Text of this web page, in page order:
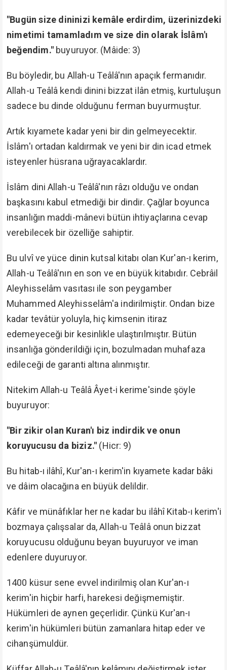
"Bugün size dininizi kemâle erdirdim, üzerinizdeki
nimetimi tamamladım ve size din olarak İslâm'ı
beğendim." buyuruyor. (Mâide: 3)
Bu böyledir, bu Allah-u Teâlâ'nın apaçık fermanıdır.
Allah-u Teâlâ kendi dinini bizzat ilân etmiş, kurtuluşun
sadece bu dinde olduğunu ferman buyurmuştur.
Artık kıyamete kadar yeni bir din gelmeyecektir.
İslâm'ı ortadan kaldırmak ve yeni bir din icad etmek
isteyenler hüsrana uğrayacaklardır.
İslâm dini Allah-u Teâlâ'nın râzı olduğu ve ondan
başkasını kabul etmediği bir dindir. Çağlar boyunca
insanlığın maddi-mânevi bütün ihtiyaçlarına cevap
verebilecek bir özelliğe sahiptir.
Bu ulvî ve yüce dinin kutsal kitabı olan Kur'an-ı kerim,
Allah-u Teâlâ'nın en son ve en büyük kitabıdır. Cebrâil
Aleyhisselâm vasıtası ile son peygamber
Muhammed Aleyhisselâm'a indirilmiştir. Ondan bize
kadar tevâtür yoluyla, hiç kimsenin itiraz
edemeyeceği bir kesinlikle ulaştırılmıştır. Bütün
insanlığa gönderildiği için, bozulmadan muhafaza
edileceği de garanti altına alınmıştır.
Nitekim Allah-u Teâlâ Âyet-i kerime'sinde şöyle
buyuruyor:
"Bir zikir olan Kuran'ı biz indirdik ve onun
koruyucusu da biziz." (Hicr: 9)
Bu hitab-ı ilâhî, Kur'an-ı kerim'in kıyamete kadar bâki
ve dâim olacağına en büyük delildir.
Kâfir ve münâfıklar her ne kadar bu ilâhî Kitab-ı kerim'i
bozmaya çalışsalar da, Allah-u Teâlâ onun bizzat
koruyucusu olduğunu beyan buyuruyor ve iman
edenlere duyuruyor.
1400 küsur sene evvel indirilmiş olan Kur'an-ı
kerim'in hiçbir harfi, harekesi değişmemiştir.
Hükümleri de aynen geçerlidir. Çünkü Kur'an-ı
kerim'in hükümleri bütün zamanlara hitap eder ve
cihanşümuldür.